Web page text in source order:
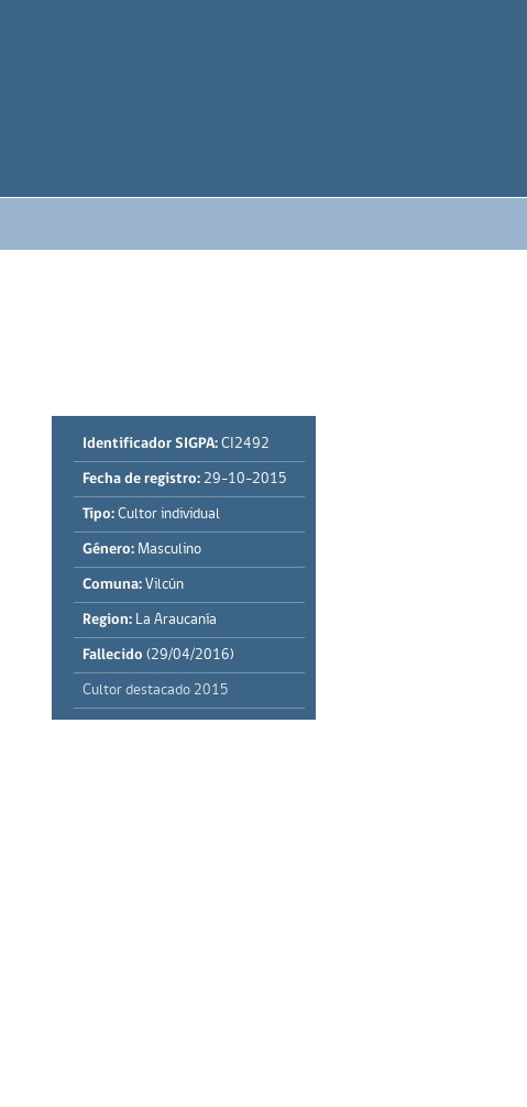
Identificador SIGPA: CI2492
Fecha de registro: 29-10-2015
Tipo: Cultor individual
Género: Masculino
Comuna: Vilcún
Region: La Araucanía
Fallecido (29/04/2016)
Cultor destacado 2015